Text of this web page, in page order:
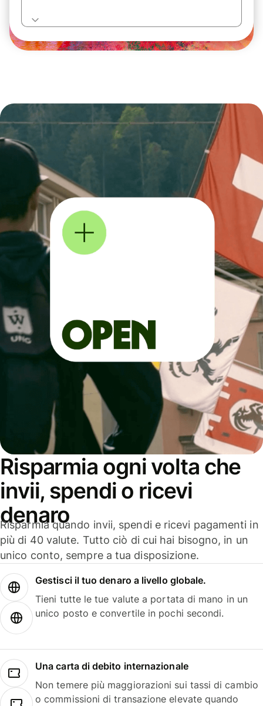
Risparmia ogni volta che
invii, spendi o ricevi
denaro
Risparmia quando invii, spendi e ricevi pagamenti in
più di 40 valute. Tutto ciò di cui hai bisogno, in un
unico conto, sempre a tua disposizione.
Gestisci il tuo denaro a livello globale.
Tieni tutte le tue valute a portata di mano in un
unico posto e convertile in pochi secondi.
Una carta di debito internazionale
Non temere più maggiorazioni sui tassi di cambio
o commissioni di transazione elevate quando